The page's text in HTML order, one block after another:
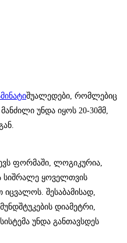
შუალედები, რომლებიც
უნდა იყოს 20-30მმ,
ფორმაში, ლოგიკურია,
სიშრალე ყოველთვის
შესაბამისად,
დიამეტრი,
უნდა განთავსდეს